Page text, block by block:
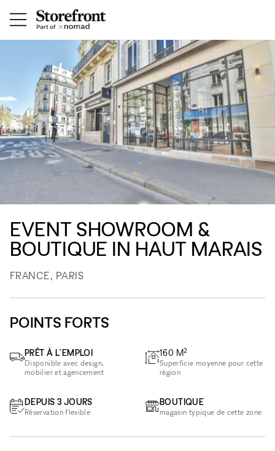
EVENT SHOWROOM &
BOUTIQUE IN HAUT MARAIS
FRANCE, PARIS
POINTS FORTS
PRÊT À L'EMPLOI
Disponible avec design,
mobilier et agencement
DEPUIS 3 JOURS
Réservation flexible
160 M2
Superficie moyenne pour cette
région
BOUTIQUE
magasin typique de cette zone